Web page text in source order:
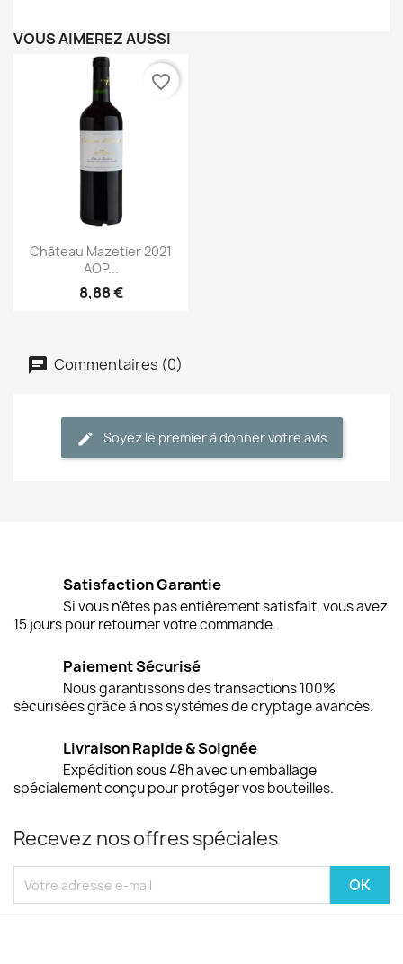
VOUS AIMEREZ AUSSI
Aperçu rapide
Château Mazetier 2021
AOP...
8,88 €
favorite_border
Commentaires (0)
Soyez le premier à donner votre avis
Satisfaction Garantie
Si vous n'êtes pas entièrement satisfait, vous avez
15 jours pour retourner votre commande.
Paiement Sécurisé
Nous garantissons des transactions 100%
sécurisées grâce à nos systèmes de cryptage avancés.
Livraison Rapide & Soignée
Expédition sous 48h avec un emballage
spécialement conçu pour protéger vos bouteilles.
Recevez nos offres spéciales